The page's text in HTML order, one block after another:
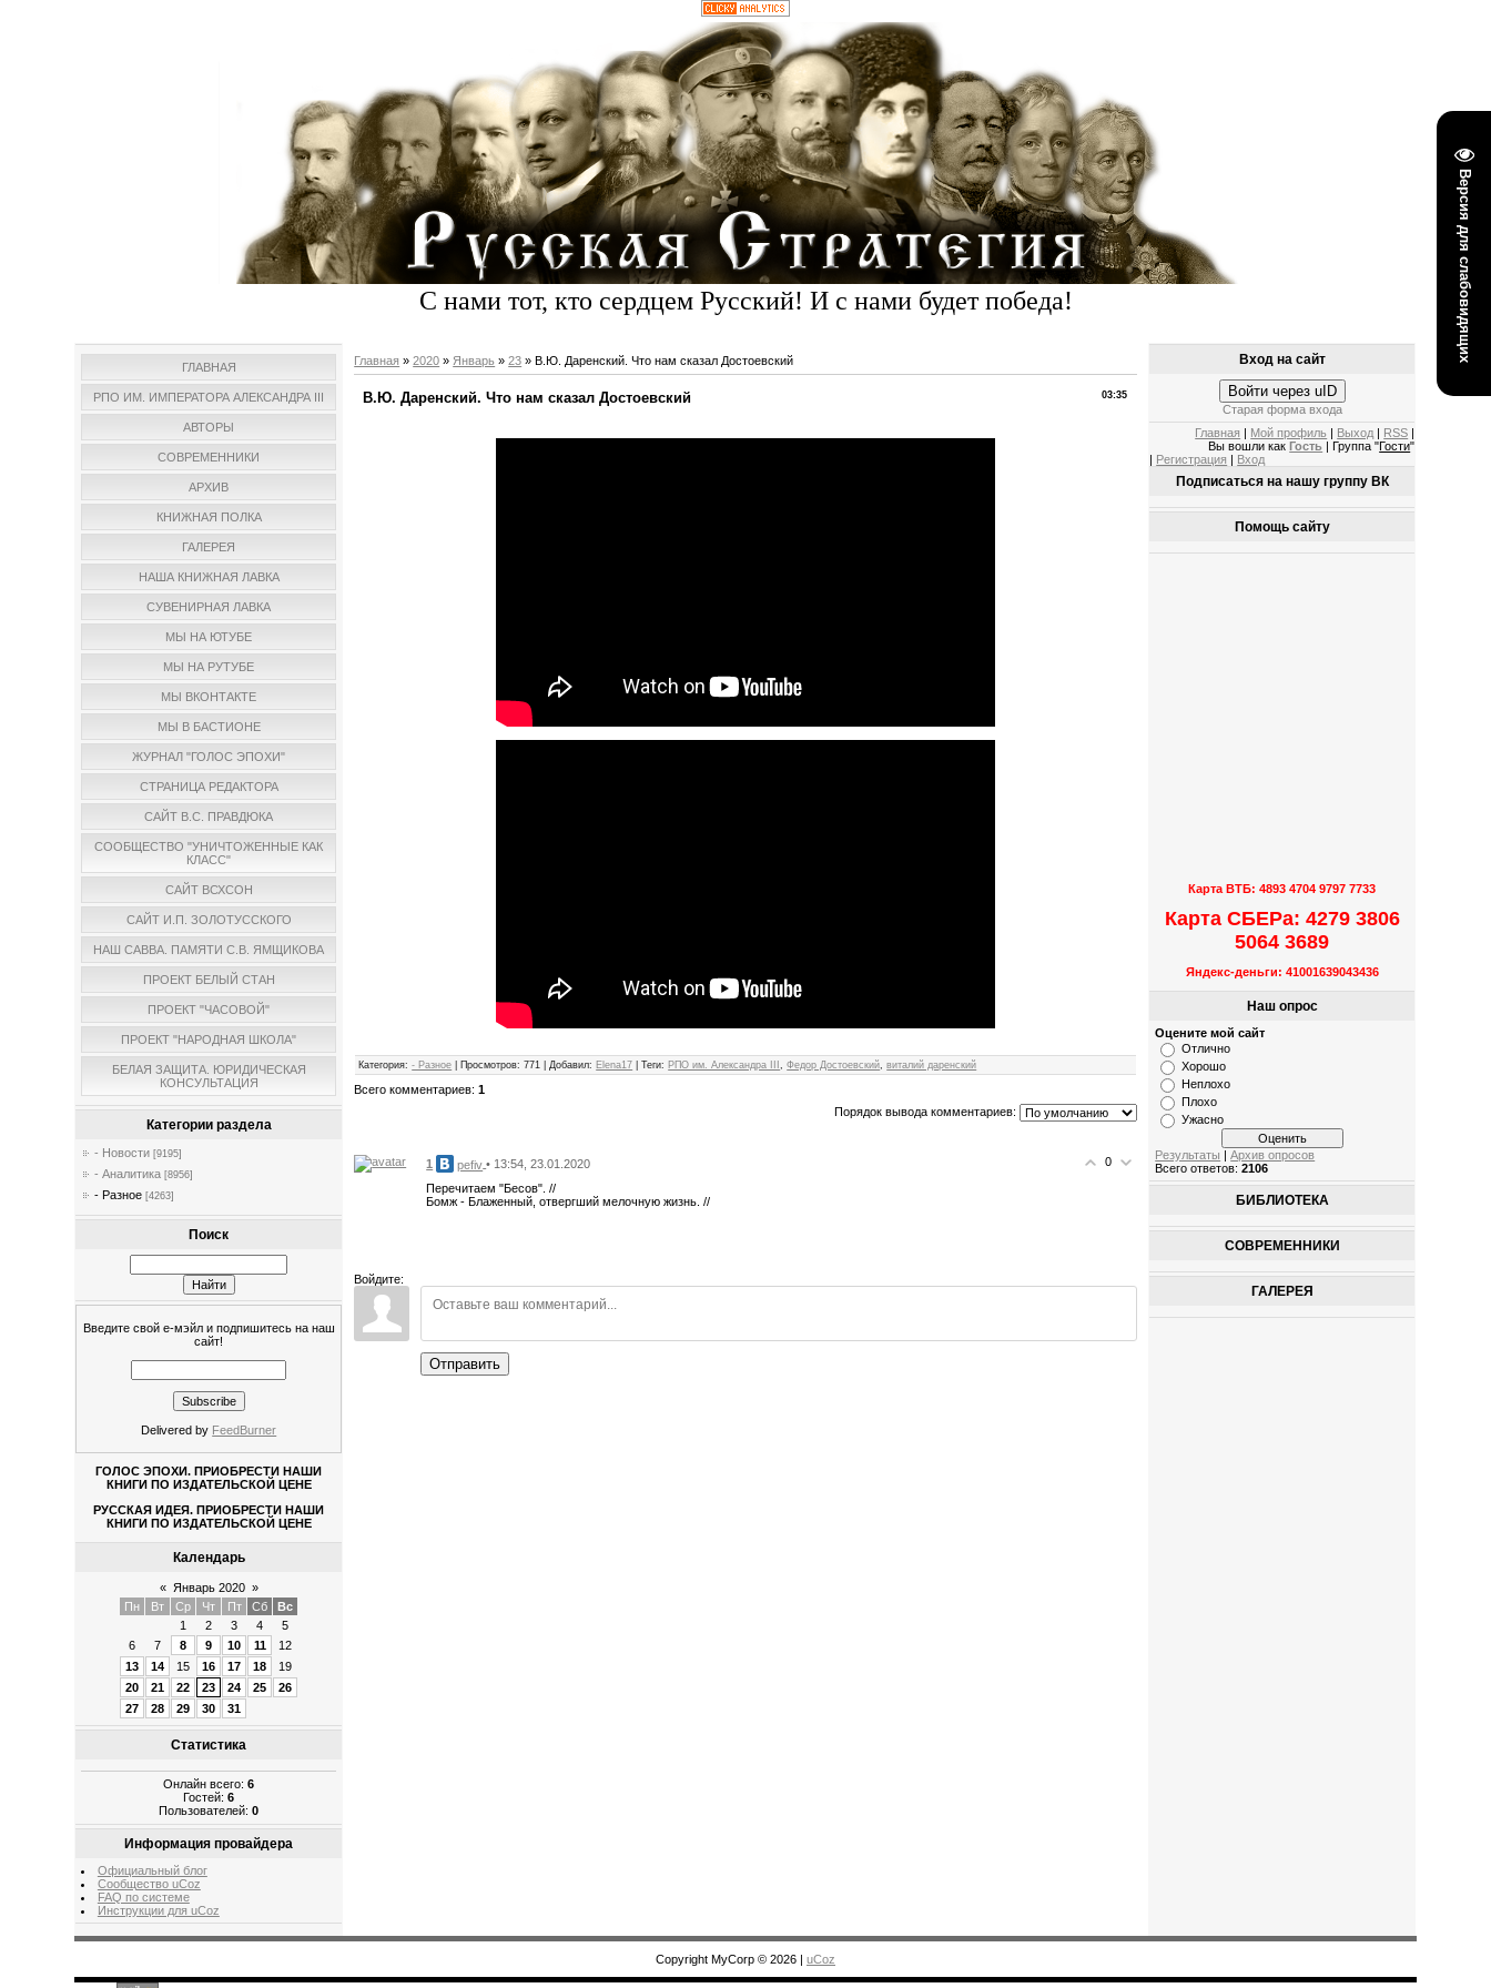
Версия для слабовидящих
С нами тот, кто сердцем Русский! И с нами будет победа!
ГЛАВНАЯ
РПО ИМ. ИМПЕРАТОРА АЛЕКСАНДРА III
АВТОРЫ
СОВРЕМЕННИКИ
АРХИВ
КНИЖНАЯ ПОЛКА
ГАЛЕРЕЯ
НАША КНИЖНАЯ ЛАВКА
СУВЕНИРНАЯ ЛАВКА
МЫ НА ЮТУБЕ
МЫ НА РУТУБЕ
МЫ ВКОНТАКТЕ
МЫ В БАСТИОНЕ
ЖУРНАЛ "ГОЛОС ЭПОХИ"
СТРАНИЦА РЕДАКТОРА
САЙТ В.С. ПРАВДЮКА
СООБЩЕСТВО "УНИЧТОЖЕННЫЕ КАК
КЛАСС"
САЙТ ВСХСОН
САЙТ И.П. ЗОЛОТУССКОГО
НАШ САВВА. ПАМЯТИ С.В. ЯМЩИКОВА
ПРОЕКТ БЕЛЫЙ СТАН
ПРОЕКТ "ЧАСОВОЙ"
ПРОЕКТ "НАРОДНАЯ ШКОЛА"
БЕЛАЯ ЗАЩИТА. ЮРИДИЧЕСКАЯ
КОНСУЛЬТАЦИЯ
Категории раздела
- Новости [9195]
- Аналитика [8956]
- Разное [4263]
Поиск
Введите свой е-мэйл и подпишитесь на наш
сайт!
Delivered by FeedBurner
ГОЛОС ЭПОХИ. ПРИОБРЕСТИ НАШИ
КНИГИ ПО ИЗДАТЕЛЬСКОЙ ЦЕНЕ
РУССКАЯ ИДЕЯ. ПРИОБРЕСТИ НАШИ
КНИГИ ПО ИЗДАТЕЛЬСКОЙ ЦЕНЕ
Календарь
« Январь 2020 »
Пн
Вт Ср Чт Пт Сб
Вс
1
2 3 4
5
6
7 8 9 10 11
12
13
14 15 16 17 18
19
20
21 22 23 24 25
26
27
28 29 30 31
Статистика
Онлайн всего:6
Гостей:6
Пользователей:0
Информация провайдера
Официальный блог
Сообщество uCoz
FAQ по системе
Инструкции для uCoz
Главная »2020 » Январь » 23 » В.Ю. Даренский. Что нам сказал Достоевский
03:35
В.Ю. Даренский. Что нам сказал Достоевский
Категория: - Разное Просмотров: 771 |Добавил: Elena17 |Теги: РПО им. Александра III,Федор Достоевский,виталий даренский
Всего комментариев:1
Порядок вывода комментариев:
0
1 pefiv • 13:54, 23.01.2020
Перечитаем "Бесов". //
Бомж - Блаженный, отвергший мелочную жизнь. //
Войдите:
Отправить
Вход на сайт
Войти через uID
Старая форма входа
Главная
Мой профиль Выход RSS
Вы вошли как Гость | Группа "Гости"
Регистрация Вход
Подписаться на нашу группу ВК
Помощь сайту
Карта ВТБ: 4893 4704 9797 7733
Карта СБЕРа: 4279 3806
5064 3689
Яндекс-деньги: 41001639043436
Наш опрос
Оцените мой сайт
Отлично
Хорошо
Неплохо
Плохо
Ужасно
Результаты |Архив опросов
Всего ответов:2106
БИБЛИОТЕКА
СОВРЕМЕННИКИ
ГАЛЕРЕЯ
Copyright MyCorp © 2026 uCoz